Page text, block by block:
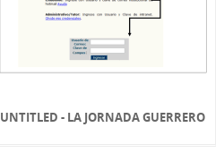
UNTITLED - LA JORNADA GUERRERO